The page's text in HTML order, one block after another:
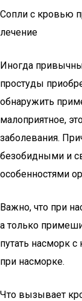
Сопли с кровью
лечение
Иногда
простуды
обнаружить
малоприятное,
заболевания.
безобидными и
особенностями
Важно, что при
а только
путать насморк
при насморке.
Что вызывает